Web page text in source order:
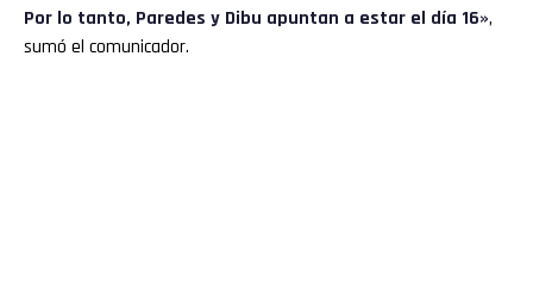
Por lo tanto, Paredes y Dibu apuntan a estar el día 16»,
sumó el comunicador.